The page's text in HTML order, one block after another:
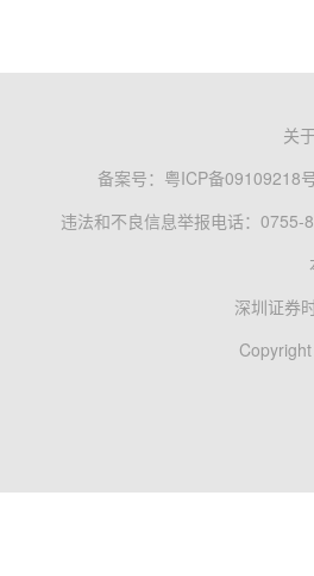
关
备案号： 粤ICP备09109218
违法和不良信息举报电话：0755-
深圳证券